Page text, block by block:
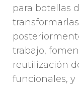
para botellas
trabajo,
reutilización
funcionales,